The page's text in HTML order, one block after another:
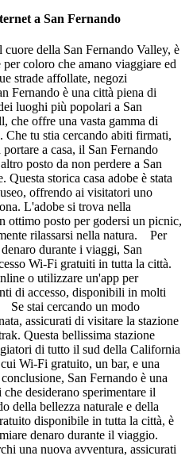
a San Fernando
della San Fernando Valley, è
coloro che amano viaggiare ed
strade affollate, negozi
Fernando è una città piena di
luoghi più popolari a San
che offre una vasta gamma di
tu stia cercando abiti firmati,
a casa, il San Fernando
posto da non perdere a San
storica casa adobe è stata
offrendo ai visitatori uno
L'adobe si trova nella
ottimo posto per godersi un picnic,
rilassarsi nella natura. Per
durante i viaggi, San
Wi-Fi gratuiti in tutta la città.
o utilizzare un'app per
di accesso, disponibili in molti
stai cercando un modo
assicurati di visitare la stazione
Questa bellissima stazione
di tutto il sud della California
Wi-Fi gratuito, un bar, e una
San Fernando è una
desiderano sperimentare il
della bellezza naturale e della
disponibile in tutta la città, è
denaro durante il viaggio.
una nuova avventura, assicurati